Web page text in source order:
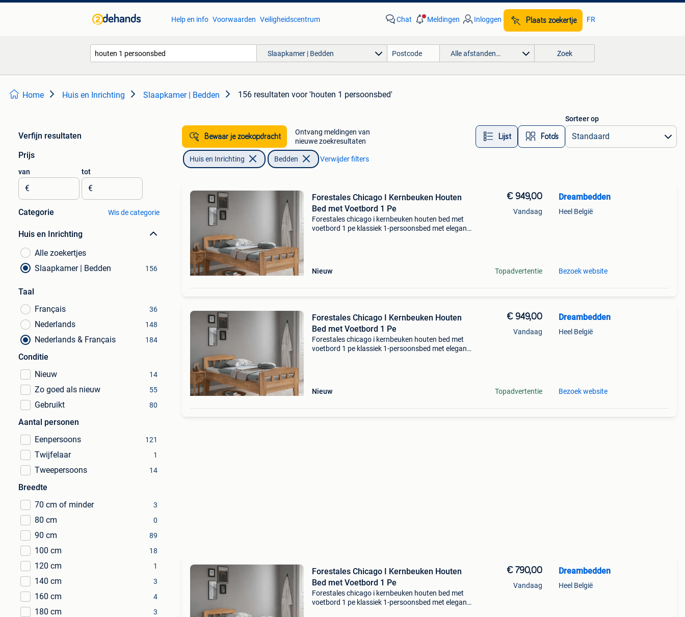
Help en info Voorwaarden Veiligheidscentrum Chat Meldingen Inloggen Plaats zoekertje FR
Slaapkamer | Bedden Alle afstanden… Zoek
Home Huis en Inrichting Slaapkamer | Bedden 156 resultaten voor 'houten 1 persoonsbed'
Verfijn resultaten
Prijs
van
€
tot
€
Categorie Wis de categorie
Huis en Inrichting
Alle zoekertjes
Slaapkamer | Bedden
156
Taal
Français
36
Nederlands 148
Nederlands & Français 184
Conditie
Nieuw
14
Zo goed als nieuw 55
Gebruikt 80
Aantal personen
Eenpersoons
121
Twijfelaar 1
Tweepersoons 14
Breedte
70 cm of minder
3
80 cm 0
90 cm 89
100 cm 18
120 cm 1
140 cm 3
160 cm 4
180 cm 3
Bewaar je zoekopdracht
Ontvang meldingen van
nieuwe zoekresultaten
Lijst Foto’s
Sorteer op
Huis en Inrichting Bedden Verwijder filters
Forestales Chicago I Kernbeuken Houten
Bed met Voetbord 1 Pe
Forestales chicago i kernbeuken houten bed met
voetbord 1 pe klassiek 1-persoonsbed met elegant
Nieuw
€ 949,00
Vandaag
Topadvertentie
Dreambedden
Heel België
Bezoek website
Forestales Chicago I Kernbeuken Houten
Bed met Voetbord 1 Pe
Forestales chicago i kernbeuken houten bed met
voetbord 1 pe klassiek 1-persoonsbed met elegant
Nieuw
€ 949,00
Vandaag
Topadvertentie
Dreambedden
Heel België
Bezoek website
Forestales Chicago I Kernbeuken Houten
Bed met Voetbord 1 Pe
Forestales chicago i kernbeuken houten bed met
voetbord 1 pe klassiek 1-persoonsbed met elegant
€ 790,00
Vandaag
Dreambedden
Heel België